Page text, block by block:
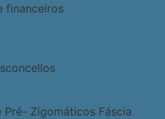
financeiros
Pré- Zigomáticos Fáscia